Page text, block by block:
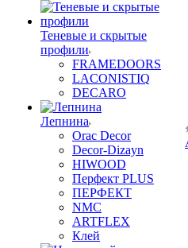
Теневые и скрытые
профили
FRAMEDOORS
LACONISTIQ
DECARO
Лепнина
Orac Decor
Decor-Dizayn
HIWOOD
Перфект PLUS
ПЕРФЕКТ
NMC
ARTFLEX
Клей